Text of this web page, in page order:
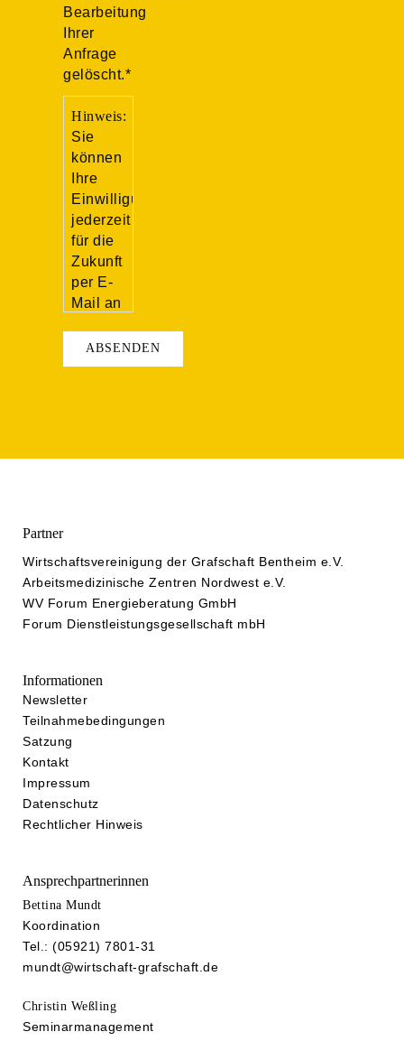
Bearbeitung
Ihrer
Anfrage
gelöscht.*
Hinweis:
Sie
können
Ihre
Einwilligung
jederzeit
für die
Zukunft
per E-
Mail an
grafschaft.de
widerrufen.
Datenschutzerklärung.
Partner
Wirtschaftsvereinigung der Grafschaft Bentheim e.V.
Arbeitsmedizinische Zentren Nordwest e.V.
WV Forum Energieberatung GmbH
Forum Dienstleistungsgesellschaft mbH
Informationen
Newsletter
Teilnahmebedingungen
Satzung
Kontakt
Impressum
Datenschutz
Rechtlicher Hinweis
Ansprechpartnerinnen
Bettina Mundt
Koordination
Tel.: (05921) 7801-31
mundt@wirtschaft-grafschaft.de
Christin Weßling
Seminarmanagement